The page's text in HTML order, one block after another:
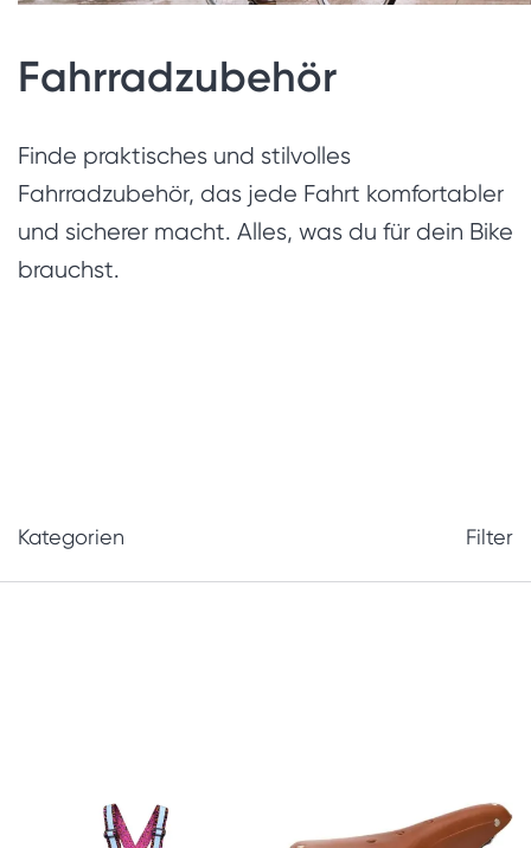
Fahrradzubehör
Finde praktisches und stilvolles
Fahrradzubehör, das jede Fahrt komfortabler
und sicherer macht. Alles, was du für dein Bike
brauchst.
Kategorien Filter